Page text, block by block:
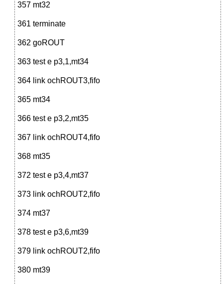
357 mt32
361 terminate
362 goROUT
363 test e p3,1,mt34
364 link ochROUT3,fifo
365 mt34
366 test e p3,2,mt35
367 link ochROUT4,fifo
368 mt35
372 test e p3,4,mt37
373 link ochROUT2,fifo
374 mt37
378 test e p3,6,mt39
379 link ochROUT2,fifo
380 mt39